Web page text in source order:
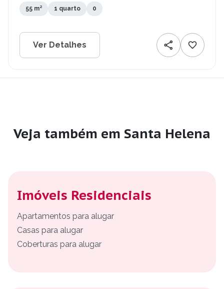
55 m² 1 quarto 0
Ver Detalhes
Veja também em Santa Helena
Imóveis Residenciais
Apartamentos para alugar
Casas para alugar
Coberturas para alugar